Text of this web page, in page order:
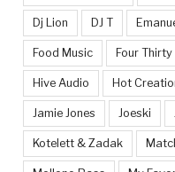
Dj Lion DJ T
Food Music Four Thirty
Hive Audio Hot
Jamie Jones Joeski
Kotelett & Zadak